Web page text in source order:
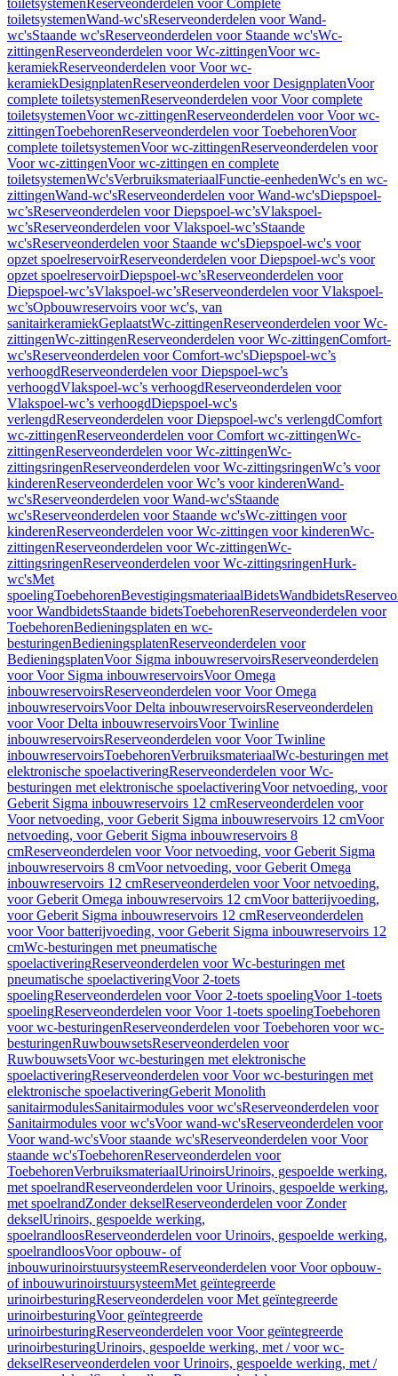
toiletsystemenReserveonderdelen voor Complete
toiletsystemenWand-wc'sReserveonderdelen voor Wand-
wc'sStaande wc'sReserveonderdelen voor Staande wc'sWc-
zittingenReserveonderdelen voor Wc-zittingenVoor wc-
keramiekReserveonderdelen voor Voor wc-
keramiekDesignplatenReserveonderdelen voor DesignplatenVoor
complete toiletsystemenReserveonderdelen voor Voor complete
toiletsystemenVoor wc-zittingenReserveonderdelen voor Voor wc-
zittingenToebehorenReserveonderdelen voor ToebehorenVoor
complete toiletsystemenVoor wc-zittingenReserveonderdelen voor
Voor wc-zittingenVoor wc-zittingen en complete
toiletsystemenWc'sVerbruiksmateriaalFunctie-eenhedenWc's en wc-
zittingenWand-wc'sReserveonderdelen voor Wand-wc'sDiepspoel-
wc’sReserveonderdelen voor Diepspoel-wc’sVlakspoel-
wc’sReserveonderdelen voor Vlakspoel-wc’sStaande
wc'sReserveonderdelen voor Staande wc'sDiepspoel-wc's voor
opzet spoelreservoirReserveonderdelen voor Diepspoel-wc's voor
opzet spoelreservoirDiepspoel-wc’sReserveonderdelen voor
Diepspoel-wc’sVlakspoel-wc’sReserveonderdelen voor Vlakspoel-
wc’sOpbouwreservoirs voor wc's, van
sanitairkeramiekGeplaatstWc-zittingenReserveonderdelen voor Wc-
zittingenWc-zittingenReserveonderdelen voor Wc-zittingenComfort-
wc'sReserveonderdelen voor Comfort-wc'sDiepspoel-wc’s
verhoogdReserveonderdelen voor Diepspoel-wc’s
verhoogdVlakspoel-wc’s verhoogdReserveonderdelen voor
Vlakspoel-wc’s verhoogdDiepspoel-wc's
verlengdReserveonderdelen voor Diepspoel-wc's verlengdComfort
wc-zittingenReserveonderdelen voor Comfort wc-zittingenWc-
zittingenReserveonderdelen voor Wc-zittingenWc-
zittingsringenReserveonderdelen voor Wc-zittingsringenWc’s voor
kinderenReserveonderdelen voor Wc’s voor kinderenWand-
wc'sReserveonderdelen voor Wand-wc'sStaande
wc'sReserveonderdelen voor Staande wc'sWc-zittingen voor
kinderenReserveonderdelen voor Wc-zittingen voor kinderenWc-
zittingenReserveonderdelen voor Wc-zittingenWc-
zittingsringenReserveonderdelen voor Wc-zittingsringenHurk-
wc'sMet
spoelingToebehorenBevestigingsmateriaalBidetsWandbidets
voor WandbidetsStaande bidetsToebehorenReserveonderdelen voor
ToebehorenBedieningsplaten en wc-
besturingenBedieningsplatenReserveonderdelen voor
BedieningsplatenVoor Sigma inbouwreservoirsReserveonderdelen
voor Voor Sigma inbouwreservoirsVoor Omega
inbouwreservoirsReserveonderdelen voor Voor Omega
inbouwreservoirsVoor Delta inbouwreservoirsReserveonderdelen
voor Voor Delta inbouwreservoirsVoor Twinline
inbouwreservoirsReserveonderdelen voor Voor Twinline
inbouwreservoirsToebehorenVerbruiksmateriaalWc-besturingen met
elektronische spoelactiveringReserveonderdelen voor Wc-
besturingen met elektronische spoelactiveringVoor netvoeding, voor
Geberit Sigma inbouwreservoirs 12 cmReserveonderdelen voor
Voor netvoeding, voor Geberit Sigma inbouwreservoirs 12 cmVoor
netvoeding, voor Geberit Sigma inbouwreservoirs 8
cmReserveonderdelen voor Voor netvoeding, voor Geberit Sigma
inbouwreservoirs 8 cmVoor netvoeding, voor Geberit Omega
inbouwreservoirs 12 cmReserveonderdelen voor Voor netvoeding,
voor Geberit Omega inbouwreservoirs 12 cmVoor batterijvoeding,
voor Geberit Sigma inbouwreservoirs 12 cmReserveonderdelen
voor Voor batterijvoeding, voor Geberit Sigma inbouwreservoirs 12
cmWc-besturingen met pneumatische
spoelactiveringReserveonderdelen voor Wc-besturingen met
pneumatische spoelactiveringVoor 2-toets
spoelingReserveonderdelen voor Voor 2-toets spoelingVoor 1-toets
spoelingReserveonderdelen voor Voor 1-toets spoelingToebehoren
voor wc-besturingenReserveonderdelen voor Toebehoren voor wc-
besturingenRuwbouwsetsReserveonderdelen voor
RuwbouwsetsVoor wc-besturingen met elektronische
spoelactiveringReserveonderdelen voor Voor wc-besturingen met
elektronische spoelactiveringGeberit Monolith
sanitairmodulesSanitairmodules voor wc'sReserveonderdelen voor
Sanitairmodules voor wc'sVoor wand-wc'sReserveonderdelen voor
Voor wand-wc'sVoor staande wc'sReserveonderdelen voor Voor
staande wc'sToebehorenReserveonderdelen voor
ToebehorenVerbruiksmateriaalUrinoirsUrinoirs, gespoelde werking,
met spoelrandReserveonderdelen voor Urinoirs, gespoelde werking,
met spoelrandZonder dekselReserveonderdelen voor Zonder
dekselUrinoirs, gespoelde werking,
spoelrandloosReserveonderdelen voor Urinoirs, gespoelde werking,
spoelrandloosVoor opbouw- of
inbouwurinoirstuursysteemReserveonderdelen voor Voor opbouw-
of inbouwurinoirstuursysteemMet geïntegreerde
urinoirbesturingReserveonderdelen voor Met geïntegreerde
urinoirbesturingVoor geïntegreerde
urinoirbesturingReserveonderdelen voor Voor geïntegreerde
urinoirbesturingUrinoirs, gespoelde werking, met / voor wc-
dekselReserveonderdelen voor Urinoirs, gespoelde werking, met /